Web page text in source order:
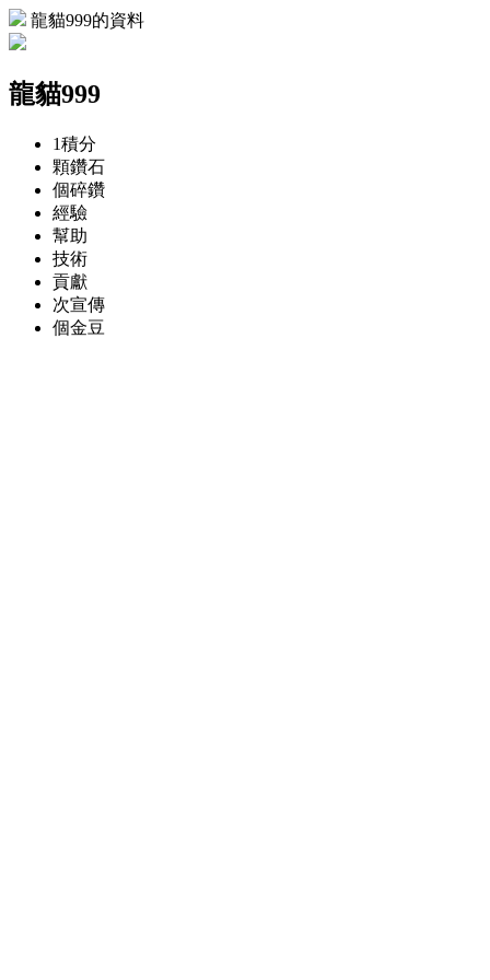
龍貓999的資料
龍貓999
1積分
顆鑽石
個碎鑽
經驗
幫助
技術
貢獻
次宣傳
個金豆